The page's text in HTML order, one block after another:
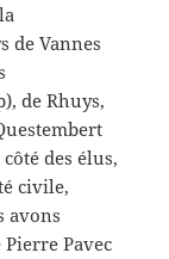
de Vannes
de Rhuys,
des élus,
civile,
avons
Pavec